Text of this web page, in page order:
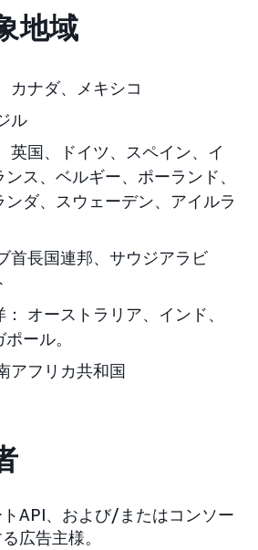
地域
カナダ、メキシコ
ル
英国、ドイツ、スペイン、イ
ス、ベルギー、ポーランド、
ンダ、スウェーデン、アイルラ
首長国連邦、サウジアラビ
オーストラリア、インド、
ール。
アフリカ共和国
API、および/またはコンソー
広告主様。